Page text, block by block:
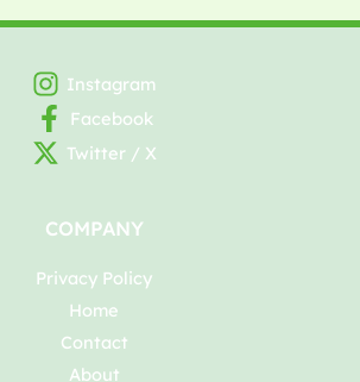
Instagram
Facebook
Twitter / X
COMPANY
Privacy Policy
Home
Contact
About